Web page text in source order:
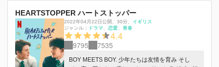
HEARTSTOPPER ハートストッパー
2022年04月22日公開 30分
イギリス
ジャンル：
ドラマ 恋愛 青春
4.4
9795 7535
BOY MEETS BOY. 少年たちは友情を育み そし